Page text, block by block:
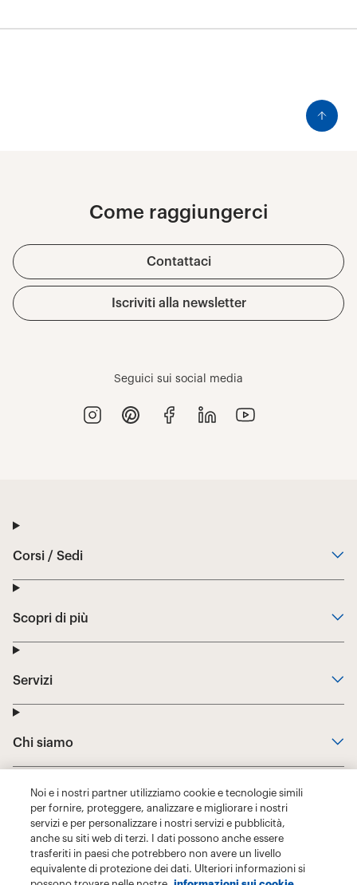
Noi e i nostri partner utilizziamo cookie e tecnologie simili
per fornire, proteggere, analizzare e migliorare i nostri
servizi e per personalizzare i nostri servizi e pubblicità,
anche su siti web di terzi. I dati possono anche essere
trasferiti in paesi che potrebbero non avere un livello
equivalente di protezione dei dati. Ulteriori informazioni si